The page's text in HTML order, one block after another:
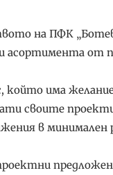
на ПФК
асортимента от
който има
своите
в минимален